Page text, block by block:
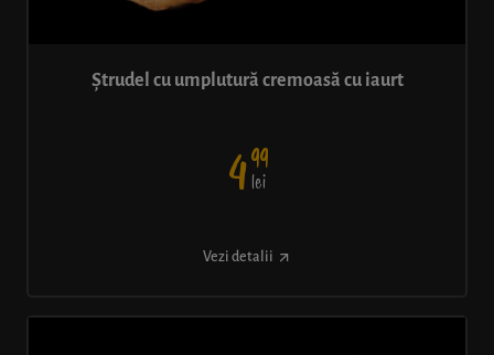
Ștrudel cu umplutură cremoasă cu iaurt
499
lei
Vezi detalii